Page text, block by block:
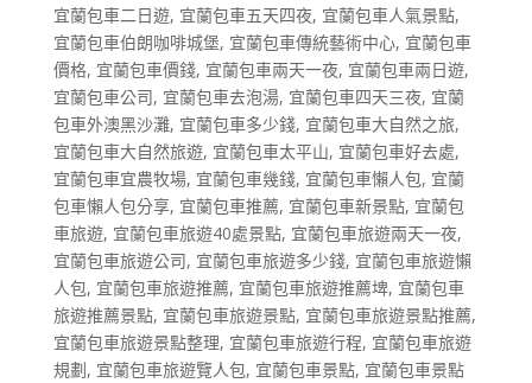
宜蘭包車二日遊, 宜蘭包車五天四夜, 宜蘭包車人氣景點,
宜蘭包車伯朗咖啡城堡, 宜蘭包車傳統藝術中心, 宜蘭包車
價格, 宜蘭包車價錢, 宜蘭包車兩天一夜, 宜蘭包車兩日遊,
宜蘭包車公司, 宜蘭包車去泡湯, 宜蘭包車四天三夜, 宜蘭
包車外澳黑沙灘, 宜蘭包車多少錢, 宜蘭包車大自然之旅,
宜蘭包車大自然旅遊, 宜蘭包車太平山, 宜蘭包車好去處,
宜蘭包車宜農牧場, 宜蘭包車幾錢, 宜蘭包車懶人包, 宜蘭
包車懶人包分享, 宜蘭包車推薦, 宜蘭包車新景點, 宜蘭包
車旅遊, 宜蘭包車旅遊40處景點, 宜蘭包車旅遊兩天一夜,
宜蘭包車旅遊公司, 宜蘭包車旅遊多少錢, 宜蘭包車旅遊懶
人包, 宜蘭包車旅遊推薦, 宜蘭包車旅遊推薦埤, 宜蘭包車
旅遊推薦景點, 宜蘭包車旅遊景點, 宜蘭包車旅遊景點推薦,
宜蘭包車旅遊景點整理, 宜蘭包車旅遊行程, 宜蘭包車旅遊
規劃, 宜蘭包車旅遊覽人包, 宜蘭包車景點, 宜蘭包車景點